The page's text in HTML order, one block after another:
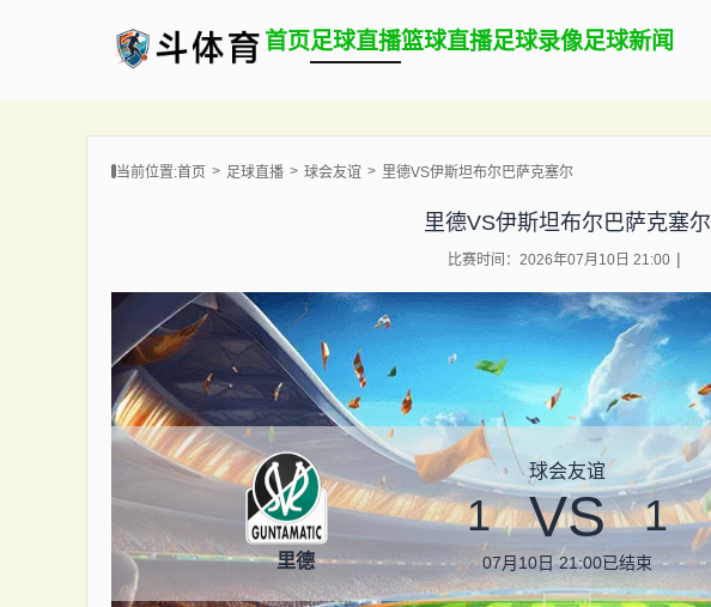
首页足球直播篮球直播足球录像足球新闻
当前位置:首页 足球直播 球会友谊 里德VS伊斯坦布尔巴萨克塞尔
里德VS伊斯坦布尔巴萨克塞尔
比赛时间：2026年07月10日 21:00
里德
球会友谊
1 VS 1
07月10日 21:00已结束